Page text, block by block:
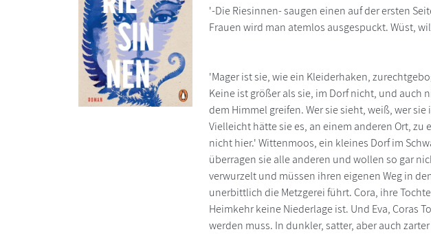
'-Die Riesinnen- saugen einen auf der ersten
Frauen wird man atemlos ausgespuckt. Wüst,
'Mager ist sie, wie ein Kleiderhaken,
Keine ist größer als sie, im Dorf nicht, und
dem Himmel greifen. Wer sie sieht, weiß, wer
Vielleicht hätte sie es, an einem anderen Ort,
nicht hier.' Wittenmoos, ein kleines Dorf im
überragen sie alle anderen und wollen so gar
verwurzelt und müssen ihren eigenen Weg in
unerbittlich die Metzgerei führt. Cora, ihre
Heimkehr keine Niederlage ist. Und Eva, Coras
werden muss. In dunkler, satter, aber auch